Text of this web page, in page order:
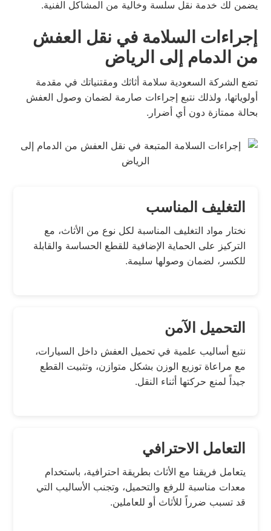
يضمن لك خدمة نقل سلسة وخالية من المشاكل الفنية.
إجراءات السلامة في نقل العفش
من الدمام إلى الرياض
تضع الشركة السعودية سلامة أثاثك ومقتنياتك في مقدمة
أولوياتها، ولذلك نتبع إجراءات صارمة لضمان وصول العفش
بحالة ممتازة دون أي أضرار.
التغليف المناسب
نختار مواد التغليف المناسبة لكل نوع من الأثاث، مع
التركيز على الحماية الإضافية للقطع الحساسة والقابلة
للكسر، لضمان وصولها سليمة.
التحميل الآمن
نتبع أساليب علمية في تحميل العفش داخل السيارات،
مع مراعاة توزيع الوزن بشكل متوازن، وتثبيت القطع
جيداً لمنع حركتها أثناء النقل.
التعامل الاحترافي
يتعامل فريقنا مع الأثاث بطريقة احترافية، باستخدام
معدات مناسبة للرفع والتحميل، وتجنب الأساليب التي
قد تسبب ضرراً للأثاث أو للعاملين.